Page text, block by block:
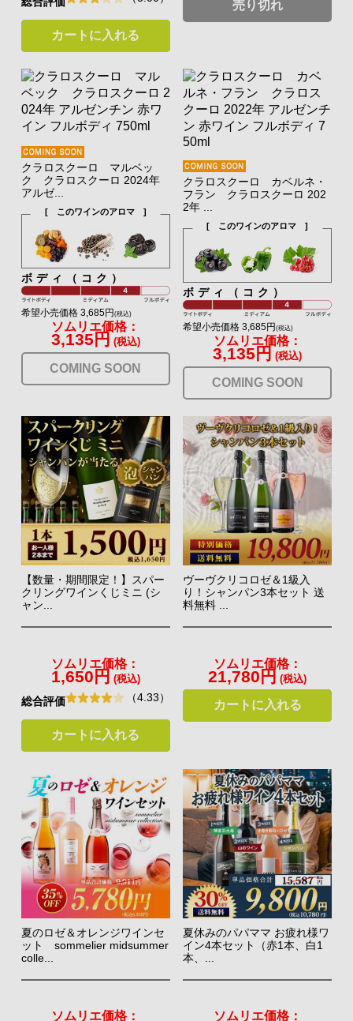
カートに入れる
売り切れ
クラロスクーロ マルベッ
ク クラロスクーロ 2024年
アルゼ...
[ このワインのアロマ ]
ボディ（コク）
希望小売価格 3,685円(税込)
ソムリエ価格：
3,135円 (税込)
COMING SOON
クラロスクーロ カベルネ・
フラン クラロスクーロ 202
2年 ...
[ このワインのアロマ ]
ボディ（コク）
希望小売価格 3,685円(税込)
ソムリエ価格：
3,135円 (税込)
COMING SOON
【数量・期間限定！】スパー
クリングワインくじミニ (シ
ャン...
ソムリエ価格：
1,650円 (税込)
総合評価 （4.33）
カートに入れる
ヴーヴクリコロゼ＆1級入
り！シャンパン3本セット 送
料無料 ...
ソムリエ価格：
21,780円 (税込)
カートに入れる
夏のロゼ＆オレンジワインセ
ット sommelier midsummer
colle...
ソムリエ価格：
夏休みのパパママ お疲れ様ワ
イン4本セット（赤1本、白1
本、...
ソムリエ価格：